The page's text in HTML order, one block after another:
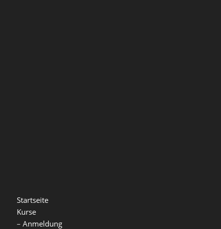
Startseite
Kurse
– Anmeldung